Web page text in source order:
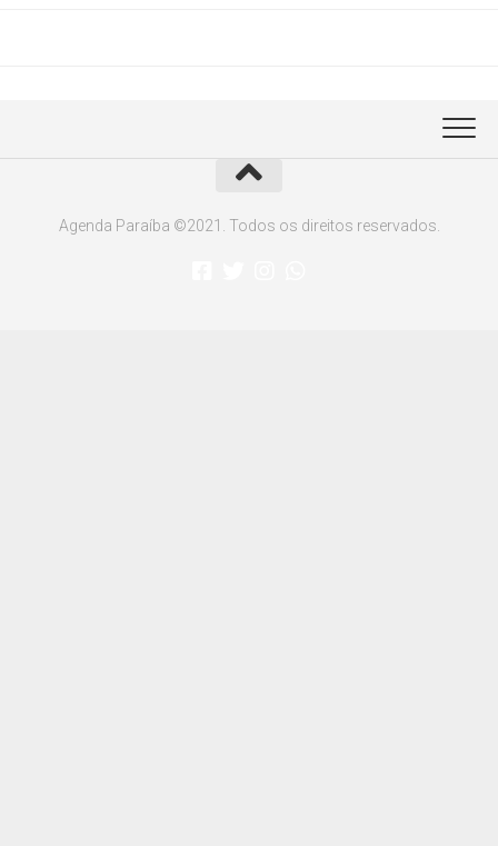
Agenda Paraíba ©2021. Todos os direitos reservados.